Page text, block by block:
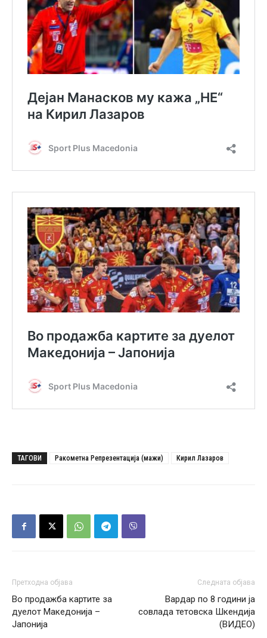
ТАГОВИ Ракометна Репрезентација (мажи) Кирил Лазаров
Претходна објава
Во продажба картите за
дуелот Македонија –
Јапонија
Следната објава
Вардар по 8 години ја
совлада тетовска Шкендија
(ВИДЕО)